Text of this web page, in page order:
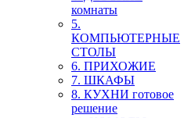
комнаты
5.
КОМПЬЮТЕРНЫЕ
СТОЛЫ
6. ПРИХОЖИЕ
7. ШКАФЫ
8. КУХНИ готовое
решение